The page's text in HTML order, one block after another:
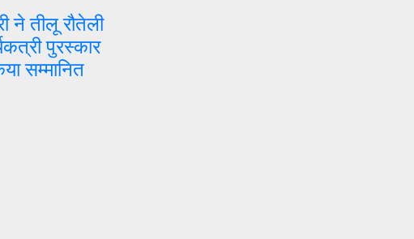
ने तीलू रौतेली
पुरस्कार
सम्मानित